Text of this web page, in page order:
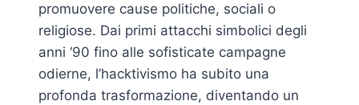
promuovere cause politiche, sociali o
religiose. Dai primi attacchi simbolici degli
anni ‘90 fino alle sofisticate campagne
odierne, l’hacktivismo ha subito una
profonda trasformazione, diventando un